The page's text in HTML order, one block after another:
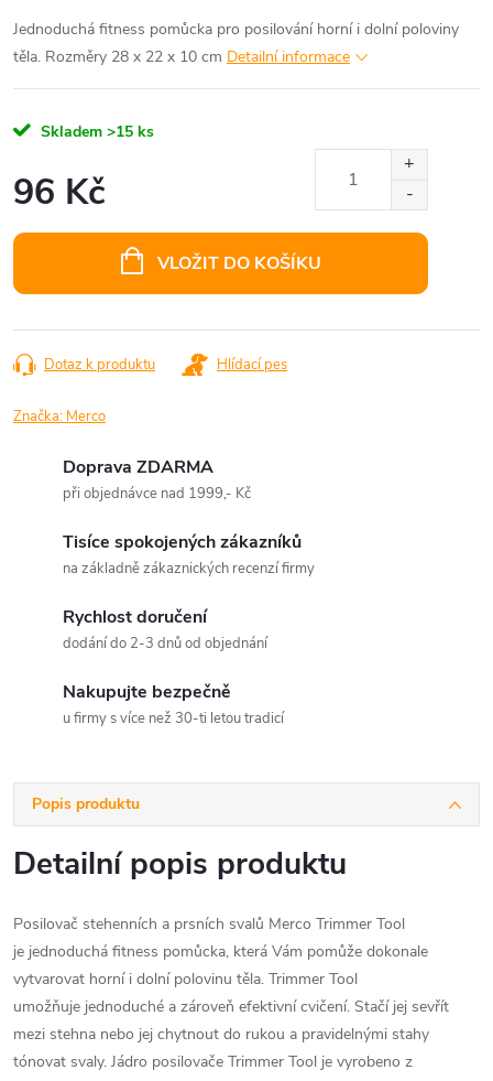
Jednoduchá fitness pomůcka pro posilování horní i dolní poloviny
těla. Rozměry 28 x 22 x 10 cm Detailní informace
Skladem >15 ks
96 Kč
VLOŽIT DO KOŠÍKU
Dotaz k produktu Hlídací pes
Značka: Merco
Doprava ZDARMA
při objednávce nad 1999,- Kč
Tisíce spokojených zákazníků
na základně zákaznických recenzí firmy
Rychlost doručení
dodání do 2-3 dnů od objednání
Nakupujte bezpečně
u firmy s více než 30-ti letou tradicí
Popis produktu
Detailní popis produktu
Posilovač stehenních a prsních svalů Merco Trimmer Tool
je jednoduchá fitness pomůcka, která Vám pomůže dokonale
vytvarovat horní i dolní polovinu těla. Trimmer Tool
umožňuje jednoduché a zároveň efektivní cvičení. Stačí jej sevřít
mezi stehna nebo jej chytnout do rukou a pravidelnými stahy
tónovat svaly. Jádro posilovače Trimmer Tool je vyrobeno z